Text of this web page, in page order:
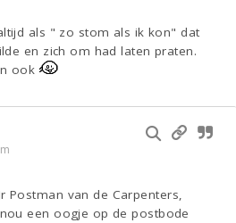
als " zo stom als ik kon" dat
en zich om had laten praten.
ook
Postman van de Carpenters,
een oogje op de postbode